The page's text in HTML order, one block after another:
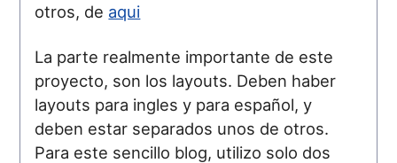
otros, de aqui
La parte realmente importante de este
proyecto, son los layouts. Deben haber
layouts para ingles y para español, y
deben estar separados unos de otros.
Para este sencillo blog, utilizo solo dos